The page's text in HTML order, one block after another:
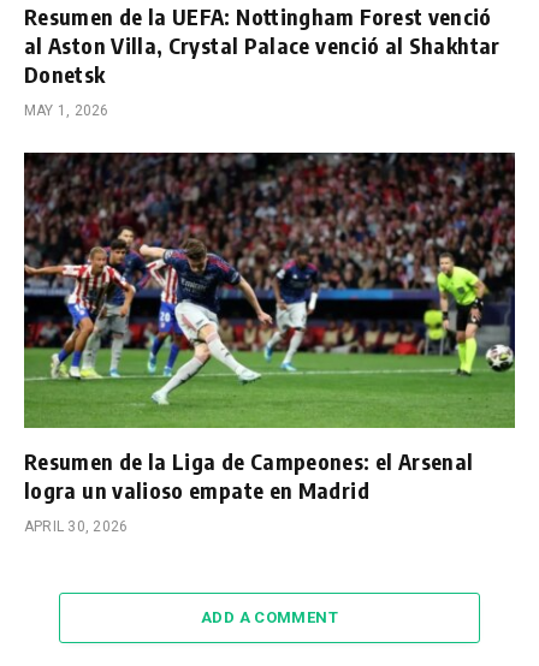
Resumen de la UEFA: Nottingham Forest venció
al Aston Villa, Crystal Palace venció al Shakhtar
Donetsk
MAY 1, 2026
Resumen de la Liga de Campeones: el Arsenal
logra un valioso empate en Madrid
APRIL 30, 2026
ADD A COMMENT